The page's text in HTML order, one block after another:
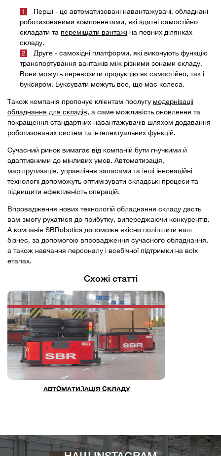
Перші - це автоматизовані навантажувачі, обладнані
роботизованими компонентами, які здатні самостійно
складати тапереміщати вантажі на певних ділянках
складу.
Друге - самохідні платформи, які виконують функцію
транспортування вантажів між різними зонами складу.
Вони можуть перевозити продукцію як самостійно, так і
буксиром. Буксувати можуть все, що має колеса.
Також компанія пропонує клієнтам послугу модернізації
обладнання для складів, а саме можливість оновлення та
покращення стандартних навантажувачів шляхом додавання
роботизованих систем та інтелектуальних функцій.
Сучасний ринок вимагає від компаній бути гнучкими й
адаптивними до мінливих умов. Автоматизація,
маршрутизація, управління запасами та інші інноваційні
технології допоможуть оптимізувати складські процеси та
підвищити ефективність операцій.
Впровадження нових технологій обладнання складу дасть
вам змогу рухатися до прибутку, випереджаючи конкурентів.
А компанія SBRobotics допоможе якісно поліпшити ваш
бізнес, за допомогою впровадження сучасного обладнання,
а також навчання персоналу і всебічної підтримки на всіх
етапах.
Схожі статті
АВТОМАТИЗАЦІЯ СКЛАДУ